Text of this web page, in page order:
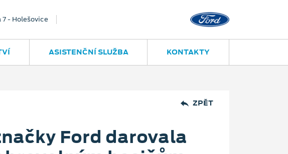
- Holešovice
ASISTENČNÍ SLUŽBA KONTAKTY
ZPĚT
Ford darovala